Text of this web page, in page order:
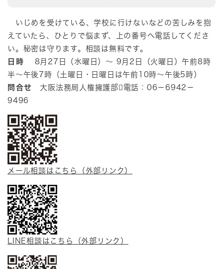
いじめを受けている、学校に行けないなどの苦しみを抱
えていたら、ひとりで悩まず、上の番号へ電話してくださ
い。秘密は守ります。相談は無料です。
日時 8月27日（水曜日）～ 9月2日（火曜日）午前8時
半～午後7時（土曜日・日曜日は午前10時～午後5時）
問合せ 大阪法務局人権擁護部電話：06－6942－
9496
メール相談はこちら（外部リンク）
LINE相談はこちら（外部リンク）